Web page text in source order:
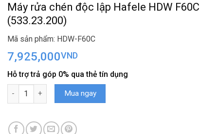
Máy rửa chén độc lập Hafele HDW F60C
(533.23.200)
Mã sản phẩm: HDW-F60C
7,925,000VND
Hỗ trợ trả góp 0% qua thẻ tín dụng
Máy rửa chén độc lập Hafele HDW F60C (533.23.200) số lượng
Mua ngay